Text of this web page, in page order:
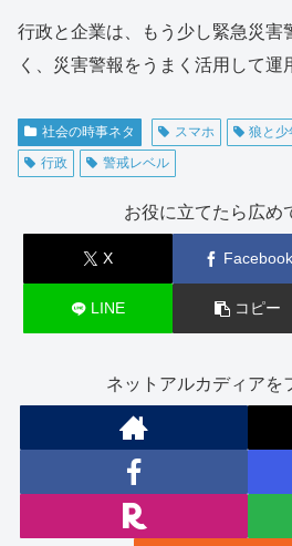
行政と企業は、もう少し緊急災害
く、災害警報をうまく活用して運
社会の時事ネタ スマホ 狼と少
行政
警戒レベル
お役に立てたら広め
X Facebook
LINE コピー
ネットアルカディアを